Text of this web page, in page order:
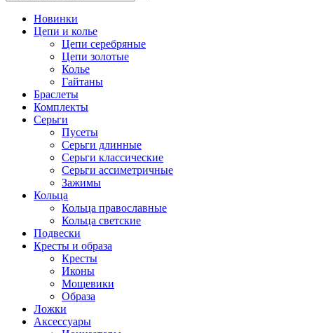
Новинки
Цепи и колье
Цепи серебряные
Цепи золотые
Колье
Гайтаны
Браслеты
Комплекты
Серьги
Пусеты
Серьги длинные
Серьги классические
Серьги ассиметричные
Зажимы
Кольца
Кольца православные
Кольца светские
Подвески
Кресты и образа
Кресты
Иконы
Мощевики
Образа
Ложки
Аксессуары